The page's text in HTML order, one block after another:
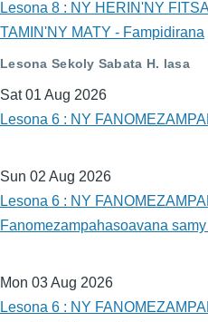
Lesona 8 : NY HERIN'NY
TAMIN'NY MATY - Fampidirana
Lesona Sekoly Sabata H. lasa
Sat 01 Aug 2026
Lesona 6 : NY
Sun 02 Aug 2026
Lesona 6 : NY
Fanomezampahasoavana samy
Mon 03 Aug 2026
Lesona 6 : NY